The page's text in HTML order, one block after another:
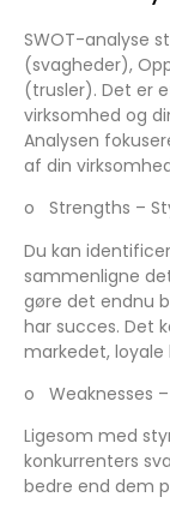
SWOT-analyse
(svagheder),
(trusler). Det er
virksomhed og
Analysen
af din
o
Strengths –
Du kan
sammenligne
gøre det endnu
har succes. Det
markedet, loyale
o
Weaknesses
Ligesom med
konkurrenters
bedre end dem